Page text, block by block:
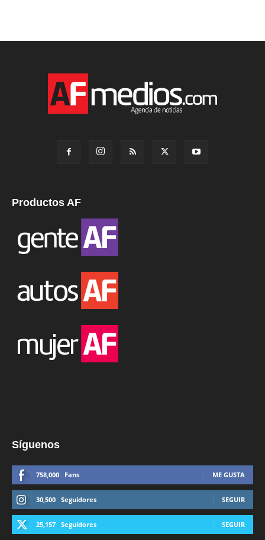
Productos AF
Síguenos
758,000 Fans ME GUSTA
30,500 Seguidores SEGUIR
25,157 Seguidores SEGUIR